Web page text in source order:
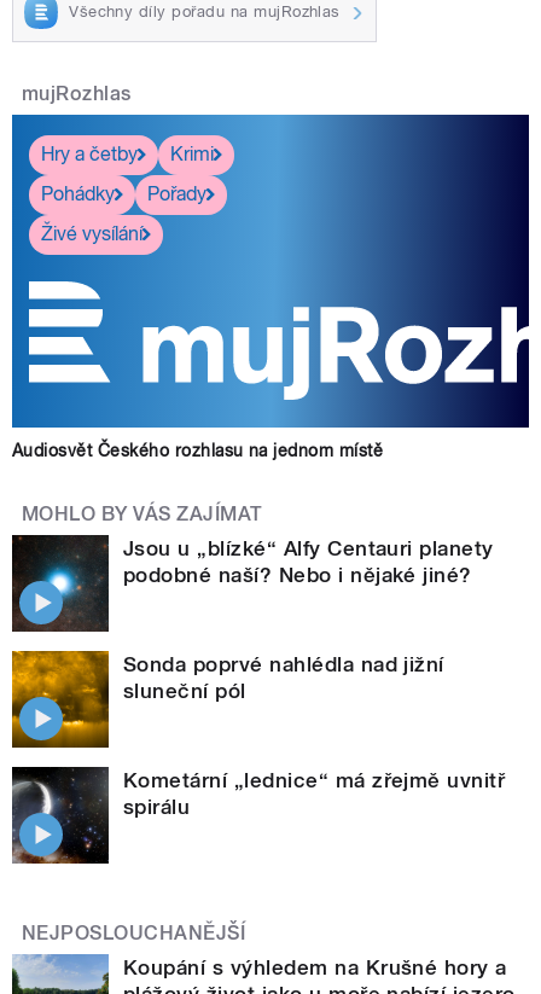
Všechny díly pořadu na mujRozhlas
mujRozhlas
Hry a četby
Krimi
Pohádky
Pořady
Živé vysílání
Audiosvět Českého rozhlasu na jednom místě
MOHLO BY VÁS ZAJÍMAT
Jsou u „blízké“ Alfy Centauri planety
podobné naší? Nebo i nějaké jiné?
Sonda poprvé nahlédla nad jižní
sluneční pól
Kometární „lednice“ má zřejmě uvnitř
spirálu
NEJPOSLOUCHANĚJŠÍ
Koupání s výhledem na Krušné hory a